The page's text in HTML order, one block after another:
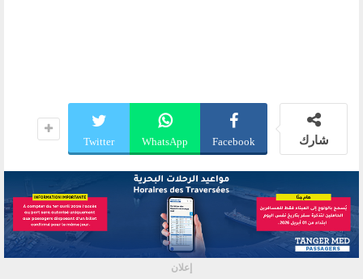
شارك Facebook
WhatsApp
Twitter
إعلان